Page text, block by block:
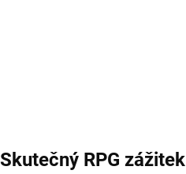
Skutečný RPG zážitek